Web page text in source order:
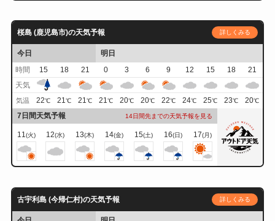
桜島 (鹿児島市)の天気予報 詳しくみる
今日
明日
時間
15 18 21 0 3 6 9 12 15 18
21
天気
気温 22℃ 21℃ 21℃ 21℃ 20℃ 20℃ 22℃ 24℃ 25℃ 23℃ 20℃
7日間天気予報 14日間先までの天気予報を見る
11(火) 12(水) 13(木) 14(金) 15(土) 16(日) 17(月)
古宇利島 (今帰仁村)の天気予報 詳しくみる